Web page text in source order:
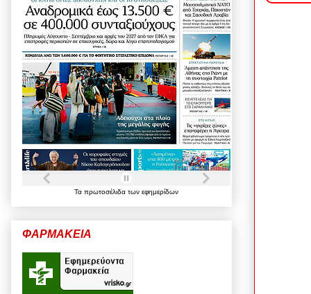
Τα πρωτοσέλιδα των εφημερίδων
ΦΑΡΜΑΚΕΙΑ